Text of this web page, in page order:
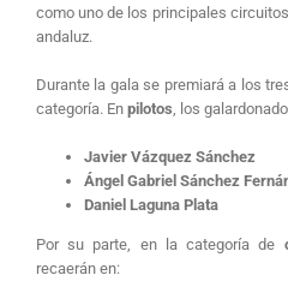
como uno de los principales
andaluz.
Durante la gala se premiará a los
categoría. En pilotos, los
Javier Vázquez Sánchez
Ángel Gabriel Sánchez
Daniel Laguna Plata
Por su parte, en la categoría de
recaerán en: